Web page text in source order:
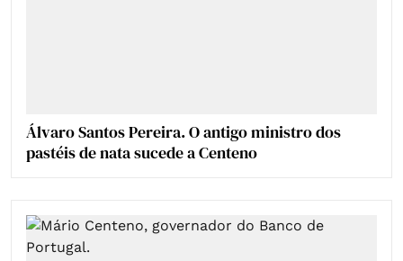
Álvaro Santos Pereira. O antigo ministro dos
pastéis de nata sucede a Centeno